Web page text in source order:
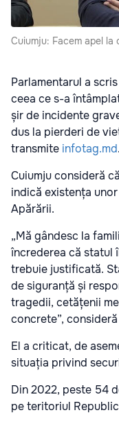
Cuiumju: Facem apel
Parlamentarul a
ceea ce s-a
șir de incidente
dus la pierderi de
transmite infotag.md.
Cuiumju consideră
indică existența
Apărării.
„Mă gândesc la
încrederea că statul
trebuie justificată.
de siguranță și
tragedii, cetățenii
concrete”,
El a criticat, de
situația privind
Din 2022, peste 54
pe teritoriul